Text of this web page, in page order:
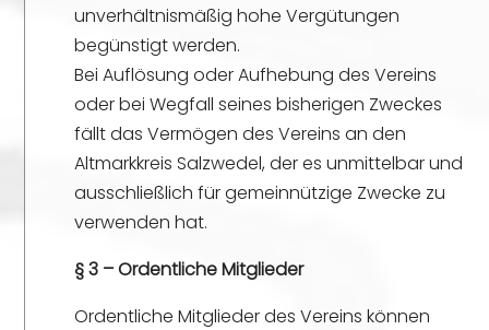
unverhältnismäßig hohe Vergütungen
begünstigt werden.
Bei Auflösung oder Aufhebung des Vereins
oder bei Wegfall seines bisherigen Zweckes
fällt das Vermögen des Vereins an den
Altmarkkreis Salzwedel, der es unmittelbar und
ausschließlich für gemeinnützige Zwecke zu
verwenden hat.
§ 3 – Ordentliche Mitglieder
Ordentliche Mitglieder des Vereins können